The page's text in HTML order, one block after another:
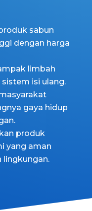
sabun
dengan harga
limbah
isi ulang.
gaya hidup
produk
yang aman
lingkungan.